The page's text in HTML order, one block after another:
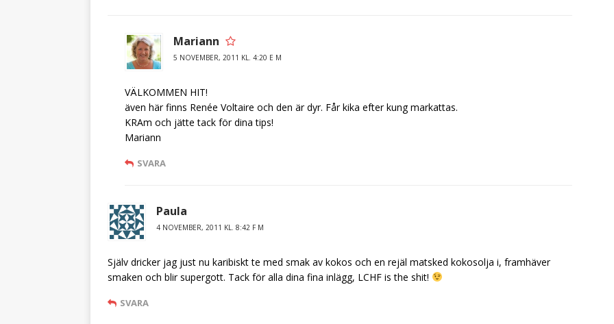
Mariann
5 NOVEMBER, 2011 KL. 4:20 E M
VÄLKOMMEN HIT!
även här finns Renée Voltaire och den är dyr. Får kika efter kung markattas.
KRAm och jätte tack för dina tips!
Mariann
SVARA
Paula
4 NOVEMBER, 2011 KL. 8:42 F M
Själv dricker jag just nu karibiskt te med smak av kokos och en rejäl matsked kokosolja i, framhäver
smaken och blir supergott. Tack för alla dina fina inlägg, LCHF is the shit!
SVARA